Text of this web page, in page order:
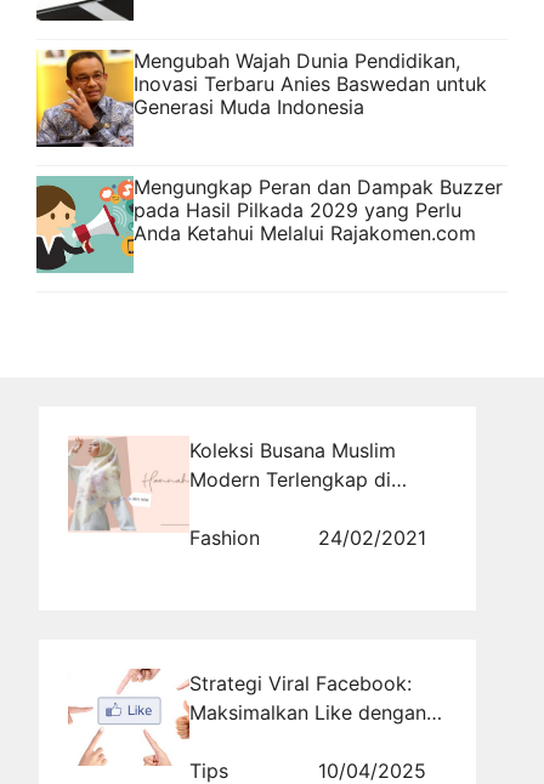
Mengubah Wajah Dunia Pendidikan,
Inovasi Terbaru Anies Baswedan untuk
Generasi Muda Indonesia
Mengungkap Peran dan Dampak Buzzer
pada Hasil Pilkada 2029 yang Perlu
Anda Ketahui Melalui Rajakomen.com
Koleksi Busana Muslim
Modern Terlengkap di
Fashion
24/02/2021
Strategi Viral Facebook:
Maksimalkan Like dengan
Tips
10/04/2025